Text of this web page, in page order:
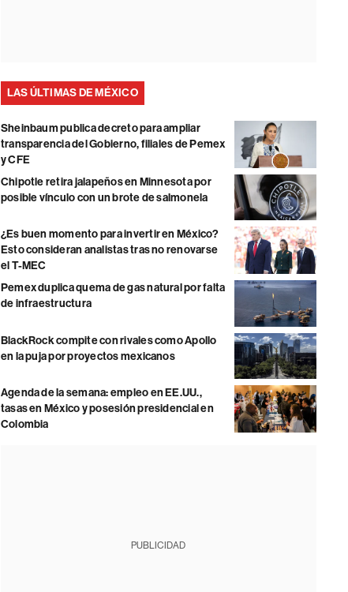
LAS ÚLTIMAS DE MÉXICO
Sheinbaum publica decreto para ampliar
transparencia del Gobierno, filiales de Pemex
y CFE
Chipotle retira jalapeños en Minnesota por
posible vínculo con un brote de salmonela
¿Es buen momento para invertir en México?
Esto consideran analistas tras no renovarse
el T-MEC
Pemex duplica quema de gas natural por falta
de infraestructura
BlackRock compite con rivales como Apollo
en la puja por proyectos mexicanos
Agenda de la semana: empleo en EE.UU.,
tasas en México y posesión presidencial en
Colombia
PUBLICIDAD